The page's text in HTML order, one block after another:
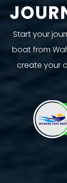
Start your
boat from
create your